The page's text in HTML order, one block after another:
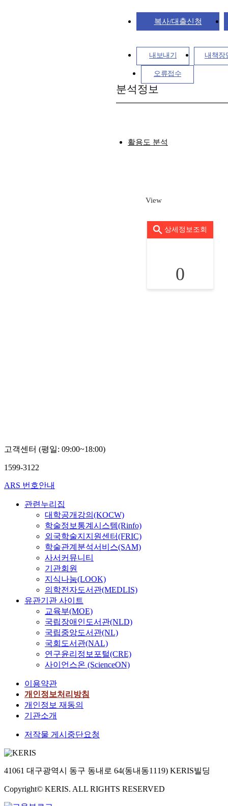
복사/대출신청
내보내기 내책장
오류접수
분석정보
활용도 분석
View
상세정보조회
0
고객센터 (평일: 09:00~18:00)
1599-3122
ARS 번호안내
관련누리집
대학공개강의(KOCW)
학술정보통계시스템(Rinfo)
외국학술지지원센터(FRIC)
학술관계분석서비스(SAM)
사서커뮤니티
기관회원
지식나눔(LOOK)
의학전자도서관(MEDLIS)
유관기관 사이트
교육부(MOE)
국립장애인도서관(NLD)
국립중앙도서관(NL)
국회도서관(NAL)
연구윤리정보포털(CRE)
사이언스온 (ScienceON)
이용약관
개인정보처리방침
개인정보 재동의
기관소개
저작물 게시중단요청
41061 대구광역시 동구 동내로 64(동내동1119) KERIS빌딩
Copyright© KERIS. ALL RIGHTS RESERVED